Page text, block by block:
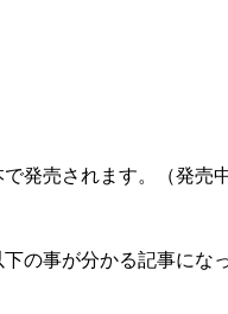
発売されます。（発売
の事が分かる記事にな